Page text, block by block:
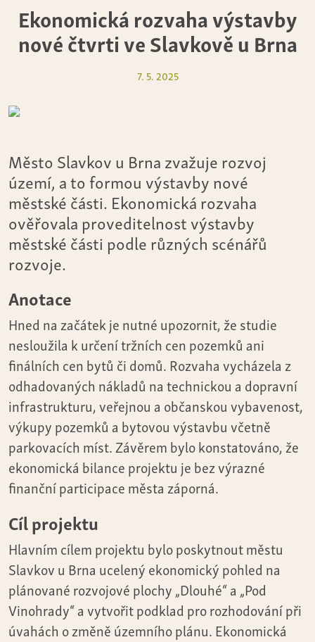
Ekonomická rozvaha výstavby
nové čtvrti ve Slavkově u Brna
7. 5. 2025
Město Slavkov u Brna zvažuje rozvoj
území, a to formou výstavby nové
městské části. Ekonomická rozvaha
ověřovala proveditelnost výstavby
městské části podle různých scénářů
rozvoje.
Anotace
Hned na začátek je nutné upozornit, že studie
nesloužila k určení tržních cen pozemků ani
finálních cen bytů či domů. Rozvaha vycházela z
odhadovaných nákladů na technickou a dopravní
infrastrukturu, veřejnou a občanskou vybavenost,
výkupy pozemků a bytovou výstavbu včetně
parkovacích míst. Závěrem bylo konstatováno, že
ekonomická bilance projektu je bez výrazné
finanční participace města záporná.
Cíl projektu
Hlavním cílem projektu bylo poskytnout městu
Slavkov u Brna ucelený ekonomický pohled na
plánované rozvojové plochy „Dlouhé“ a „Pod
Vinohrady“ a vytvořit podklad pro rozhodování při
úvahách o změně územního plánu. Ekonomická